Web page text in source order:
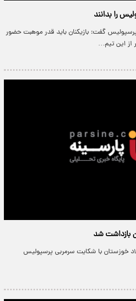
را بدانند
گفت: بازيکنان بايد قدر موهبت حضور
از اين تيم…
بازداشت شد
خوزستان با شکایت سرمربی پرسپولیس